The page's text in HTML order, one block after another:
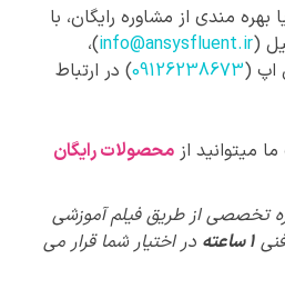
مندی از مشاوره رایگان، با
(
info@ansysfluent.ir)،
اپ (09126238673) در ارتباط
میتوانید ازمحصولات رایگان
تخصصی از طریق فیلم آموزشی
فنی1 ساعته
در اختیار شما قرار می